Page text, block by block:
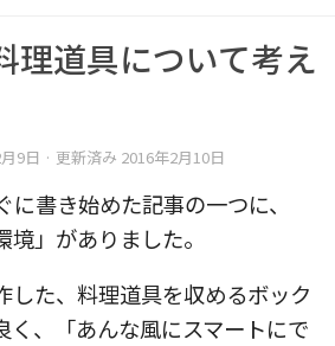
理道具について考え
9日 · 更新済み 2016年2月10日
書き始めた記事の一つに、
境」がありました。
した、料理道具を収めるボック
く、「あんな風にスマートにで